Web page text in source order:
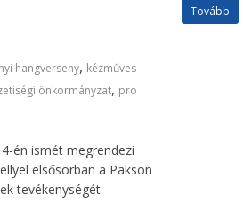
hangverseny, kézműves
önkormányzat, pro
én ismét megrendezi
elsősorban a Pakson
tevékenységét
Tovább